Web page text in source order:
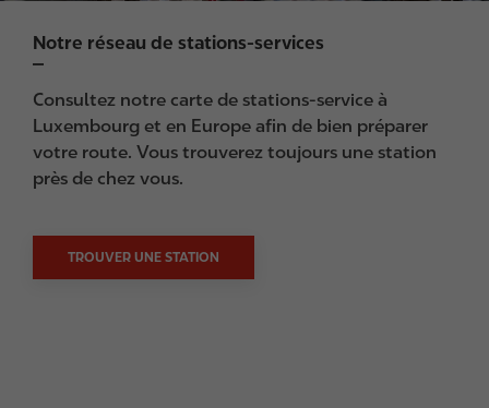
Notre réseau de stations-services
Consultez notre carte de stations-service à
Luxembourg et en Europe afin de bien préparer
votre route. Vous trouverez toujours une station
près de chez vous.
TROUVER UNE STATION